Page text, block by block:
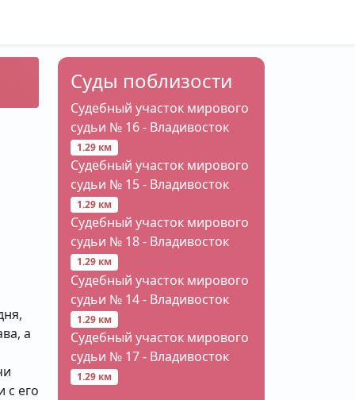
а
с его
Суды поблизости
Судебный участок мирового
судьи № 16 - Владивосток
1.29 км
Судебный участок мирового
судьи № 15 - Владивосток
1.29 км
Судебный участок мирового
судьи № 18 - Владивосток
1.29 км
Судебный участок мирового
судьи № 14 - Владивосток
1.29 км
Судебный участок мирового
судьи № 17 - Владивосток
1.29 км